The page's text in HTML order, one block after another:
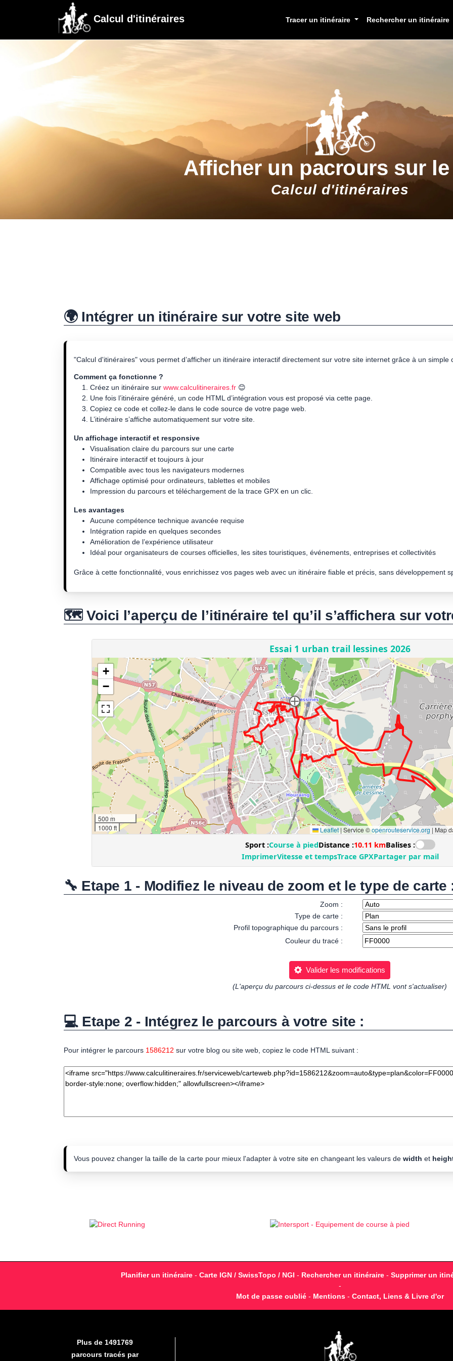
Calcul d'itinéraires Tracer un itinéraire Rechercher un itinéraire
Afficher un pacrours sur
Calcul d'itinéraires
🌍 Intégrer un itinéraire sur votre site web
"Calcul d'itinéraires" vous permet d’afficher un itinéraire interactif directement sur votre site internet grâce à un simple
Comment ça fonctionne ?
Créez un itinéraire sur www.calculitineraires.fr 😊
Une fois l’itinéraire généré, un code HTML d’intégration vous est proposé via cette page.
Copiez ce code et collez-le dans le code source de votre page web.
L’itinéraire s’affiche automatiquement sur votre site.
Un affichage interactif et responsive
Visualisation claire du parcours sur une carte
Itinéraire interactif et toujours à jour
Compatible avec tous les navigateurs modernes
Affichage optimisé pour ordinateurs, tablettes et mobiles
Impression du parcours et téléchargement de la trace GPX en un clic.
Les avantages
Aucune compétence technique avancée requise
Intégration rapide en quelques secondes
Amélioration de l’expérience utilisateur
Idéal pour organisateurs de courses officielles, les sites touristiques, événements, entreprises et collectivités
Grâce à cette fonctionnalité, vous enrichissez vos pages web avec un itinéraire fiable et précis, sans développement
🗺️ Voici l’aperçu de l’itinéraire tel qu’il s’affichera sur
🔧 Etape 1 - Modifiez le niveau de zoom et le type de carte
Zoom :
Type de carte :
Profil topographique du parcours :
Couleur du tracé :
Valider les modifications
(L'aperçu du parcours ci-dessus et le code HTML vont s'actualiser)
💻 Etape 2 - Intégrez le parcours à votre site :
Pour intégrer le parcours 1586212 sur votre blog ou site web, copiez le code HTML suivant :
Vous pouvez changer la taille de la carte pour mieux l'adapter à votre site en changeant les valeurs de width et
Planifier un itinéraire - Carte IGN / SwissTopo / NGI - Rechercher un itinéraire - Supprimer un
-
Mot de passe oublié- Mentions- Contact, Liens & Livre d'or
Plus de 1491769
parcours tracés par